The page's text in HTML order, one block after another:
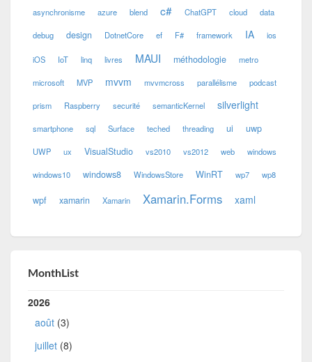
asynchronisme azure blend c# ChatGPT cloud data
debug design DotnetCore ef F# framework IA ios
iOS IoT linq livres MAUI méthodologie metro
microsoft MVP mvvm mvvmcross parallélisme podcast
prism Raspberry securité semanticKernel silverlight
smartphone sql Surface teched threading ui uwp
UWP ux VisualStudio vs2010 vs2012 web windows
windows10 windows8 WindowsStore WinRT wp7 wp8
wpf xamarin Xamarin Xamarin.Forms xaml
MonthList
2026
août (3)
juillet (8)